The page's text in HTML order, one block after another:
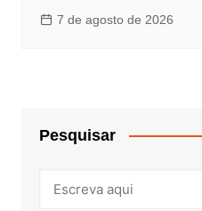
7 de agosto de 2026
Pesquisar